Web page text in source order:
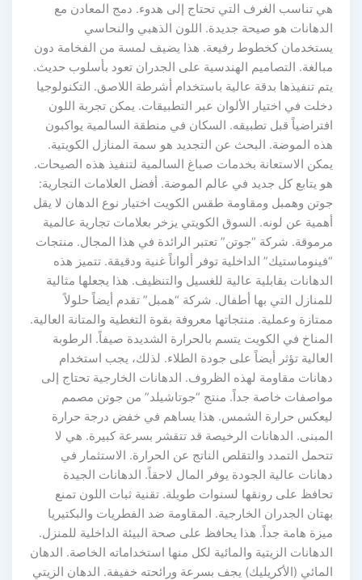
هي تناسب الغرف التي تحتاج إلى هدوء. دمج المعادن مع
الدهانات هو صيحة جديدة. اللون الذهبي والنحاسي
يستخدمان كخطوط رفيعة. هذا يضيف لمسة من الفخامة دون
مبالغة. التصاميم الهندسية على الجدران تعود بأسلوب حديث.
يتم تنفيذها بدقة عالية باستخدام أشرطة اللاصق. التكنولوجيا
دخلت في اختيار الألوان عبر التطبيقات. يمكن تجربة اللون
افتراضياً قبل تطبيقه. السكان في منطقة السالمية يواكبون
هذه الموضة. البحث عن التجديد هو سمة المنازل الكويتية.
يمكن الاستعانة بخدمات صباغ السالمية لتنفيذ هذه الصيحات.
هو يتابع كل جديد في عالم الموضة. أفضل العلامات التجارية:
جوتن وهمبل ومقاومة طقس الكويت اختيار نوع الدهان لا يقل
أهمية عن لونه. السوق الكويتي يزخر بعلامات تجارية عالمية
مرموقة. شركة “جوتن” تعتبر الرائدة في هذا المجال. منتجات
“فينوماستيك” الداخلية توفر ألواناً غنية ودقيقة. تتميز هذه
الدهانات بقابلية عالية للغسيل والتنظيف. هذا يجعلها مثالية
للمنازل التي بها أطفال. شركة “همبل” تقدم أيضاً حلولاً
ممتازة وعملية. منتجاتها معروفة بقوة التغطية والمتانة العالية.
المناخ في الكويت يتسم بالحرارة الشديدة صيفاً. الرطوبة
العالية تؤثر أيضاً على جودة الطلاء. لذلك، يجب استخدام
دهانات مقاومة لهذه الظروف. الدهانات الخارجية تحتاج إلى
مواصفات خاصة جداً. منتج “جوتاشيلد” من جوتن مصمم
ليعكس حرارة الشمس. هذا يساهم في خفض درجة حرارة
المبنى. الدهانات الرخيصة قد تتقشر بسرعة كبيرة. هي لا
تتحمل التمدد والتقلص الناتج عن الحرارة. الاستثمار في
دهانات عالية الجودة يوفر المال لاحقاً. الدهانات الجيدة
تحافظ على رونقها لسنوات طويلة. تقنية ثبات اللون تمنع
بهتان الجدران الخارجية. المقاومة ضد الفطريات والبكتيريا
ميزة هامة جداً. هذا يحافظ على صحة البيئة الداخلية للمنزل.
الدهانات الزيتية والمائية لكل منها استخداماته الخاصة. الدهان
المائي (الأكريليك) يجف بسرعة ورائحته خفيفة. الدهان الزيتي